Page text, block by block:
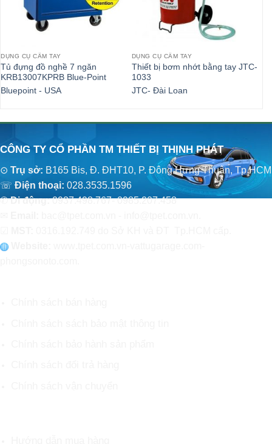
DỤNG CỤ CẦM TAY
Tủ đựng đồ nghề 7 ngăn
KRB13007KPRB Blue-Point
Bluepoint - USA
DỤNG CỤ CẦM TAY
Thiết bị bơm nhớt bằng tay JTC-
1033
JTC- Đài Loan
CÔNG TY CỔ PHẦN TM THIẾT BỊ THỊNH PHÁT
⊙ Trụ sở: B165 Bis, Đ. ĐHT10, P. Đông Hưng Thuận, Tp.HCM
☏ Điện thoại: 028.3535.1596
✆Di động:0937.498.767- 0985.207.458